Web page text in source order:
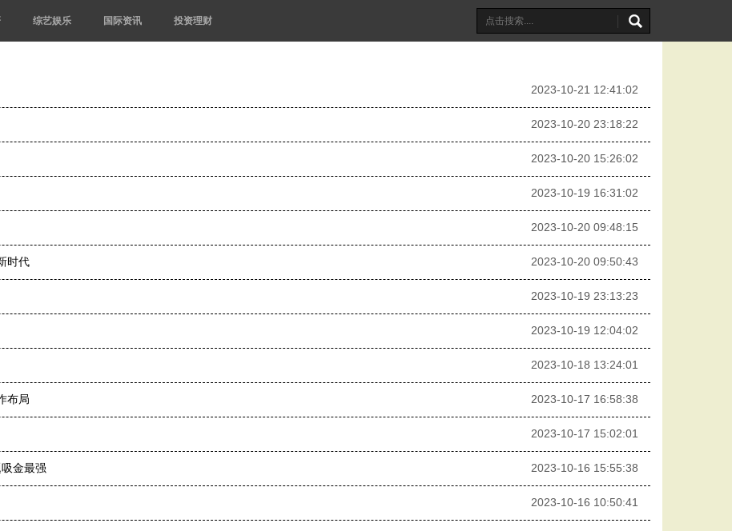
综艺娱乐 国际资讯 投资理财
2023-10-21 12:41:02
2023-10-20 23:18:22
2023-10-20 15:26:02
2023-10-19 16:31:02
2023-10-20 09:48:15
时代 2023-10-20 09:50:43
2023-10-19 23:13:23
2023-10-19 12:04:02
2023-10-18 13:24:01
布局 2023-10-17 16:58:38
2023-10-17 15:02:01
金最强 2023-10-16 15:55:38
2023-10-16 10:50:41